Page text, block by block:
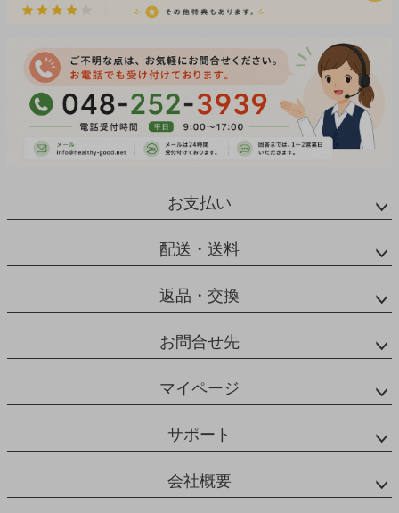
お支払い
配送・送料
返品・交換
お問合せ先
マイページ
サポート
会社概要